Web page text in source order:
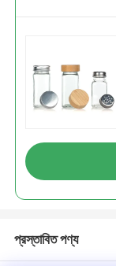
প্রস্তাবিত পণ্য